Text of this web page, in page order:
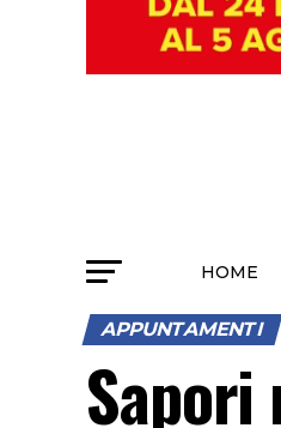
HOME
APPUNTAMENTI
Sapori